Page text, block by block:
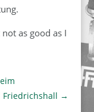
as good as I
Friedrichshall →